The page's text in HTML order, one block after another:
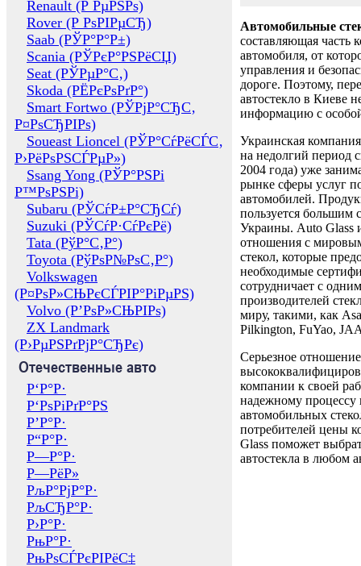
Renault (Р РµРЅРѕ)
Rover (Р РѕРІРµСЂ)
Saab (РЎР°Р°Р±)
Scania (РЎРєР°РЅРёСЏ)
Seat (РЎРµР°С‚)
Skoda (РЁРєРѕРґР°)
Smart Fortwo (РЎРјР°СЂС‚
Р¤РѕСЂРІРѕ)
Soueast Lioncel (РЎР°СѓРёСЃС‚
Р›РёРѕРЅСЃРµР»)
Ssang Yong (РЎР°РЅРі
Р™РѕРЅРі)
Subaru (РЎСѓР±Р°СЂСѓ)
Suzuki (РЎСѓР·СѓРєРё)
Tata (РўР°С‚Р°)
Toyota (РўРѕР№РѕС‚Р°)
Volkswagen
(Р¤РѕР»СЊРєСЃРІР°РіРµРЅ)
Volvo (Р’РѕР»СЊРІРѕ)
ZX Landmark
(Р›РµРЅРґРјР°СЂРє)
Отечественные авто
Р‘Р°Р·
Р‘РѕРіРґР°РЅ
Р’Р°Р·
Р“Р°Р·
Р—Р°Р·
Р—РёР»
РљР°РјР°Р·
РљСЂР°Р·
Р›Р°Р·
РњР°Р·
РњРѕСЃРєРІРёС‡
Автомобильные
составляющая часть
автомобиля, от
управления и
дороге. Поэтому,
автостекло в Киеве
информацию с
Украинская
на недолгий период
2004 года) уже
рынке сферы услуг
автомобилей.
пользуется большим
Украины. Auto Glass
отношения с
стекол, которые
необходимые
сотрудничает с
производителей
миру, такими, как
Pilkington, FuYao,
Серьезное отношение
компании к своей
надежному процессу
автомобильных
потребителей цены
Glass поможет
автостекла в любом